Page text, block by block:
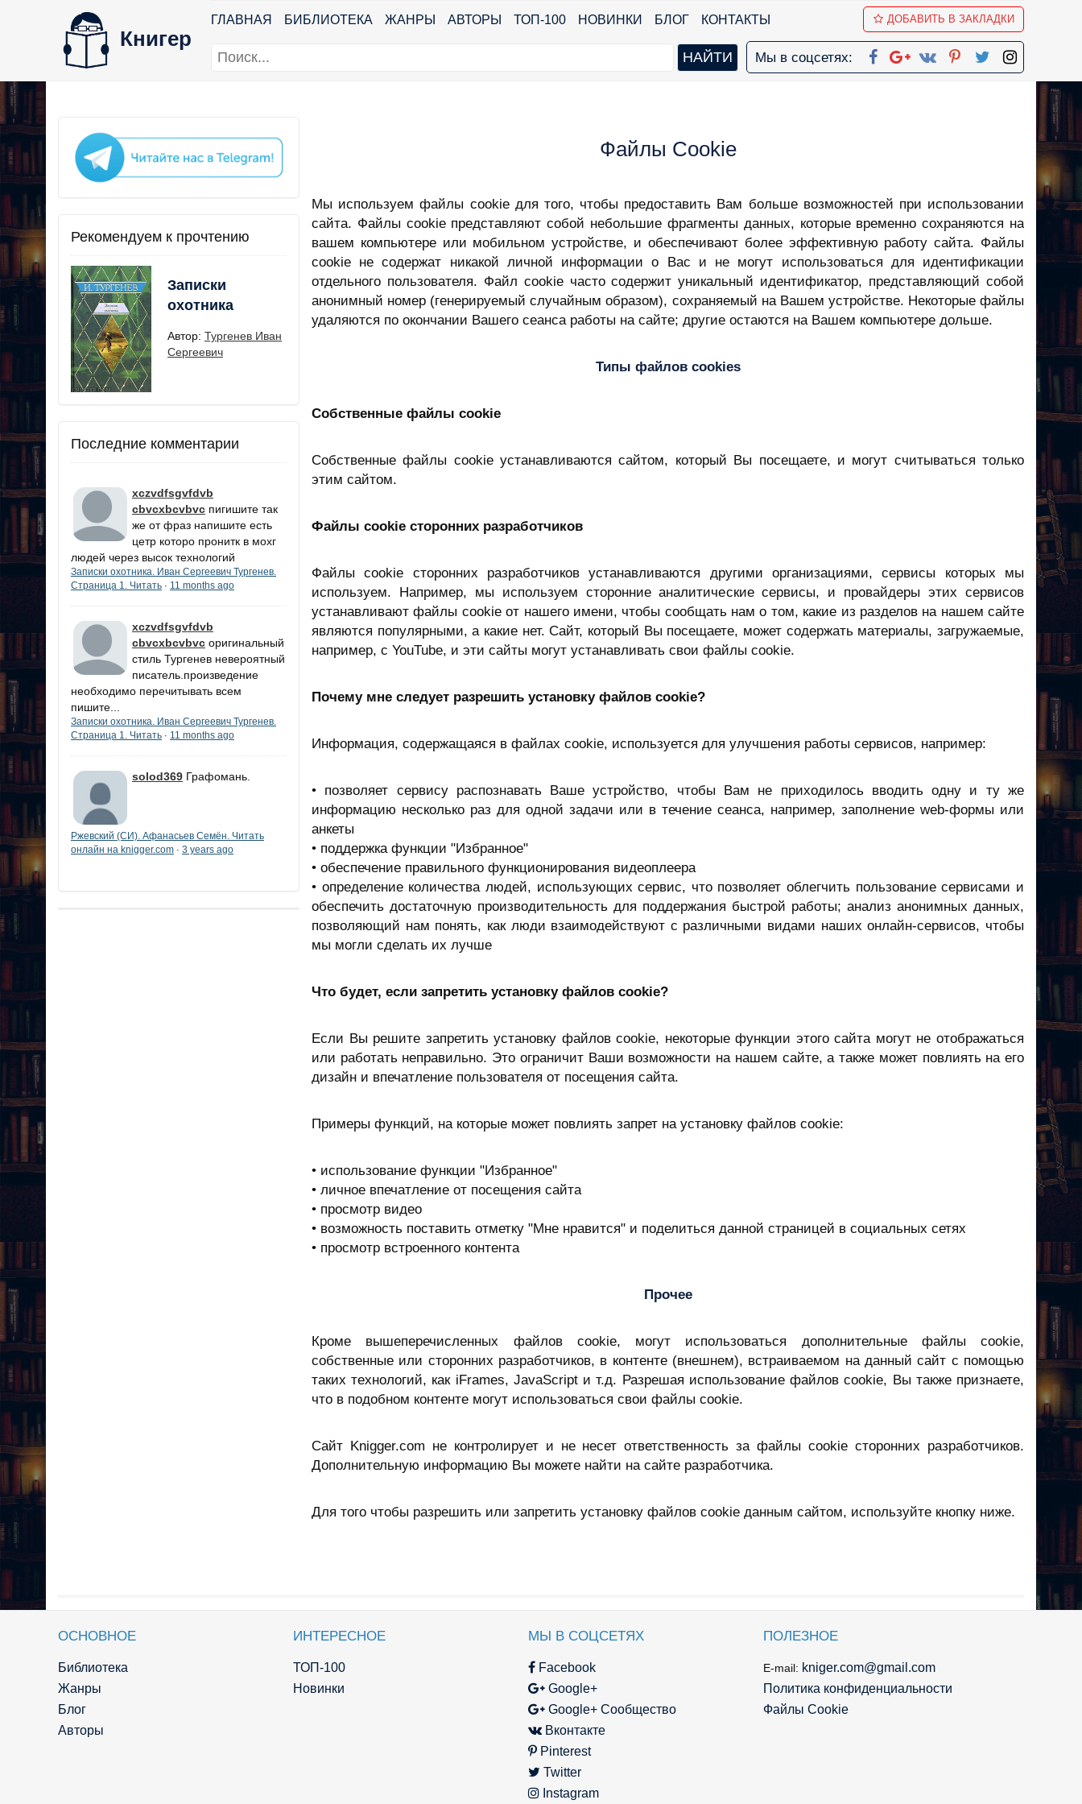
Книгер
ГЛАВНАЯ БИБЛИОТЕКА ЖАНРЫ АВТОРЫ ТОП-100 НОВИНКИ БЛОГ КОНТАКТЫ ДОБАВИТЬ В ЗАКЛАДКИ
Мы в соцсетях:
Рекомендуем к прочтению
Записки
охотника
Автор: Тургенев Иван
Сергеевич
Последние комментарии
xczvdfsgvfdvb
cbvcxbcvbvc пигишите так
же от фраз напишите есть
цетр которо пронитк в мохг
людей через высок технологий
Записки охотника. Иван Сергеевич Тургенев.
Страница 1. Читать · 11 months ago
xczvdfsgvfdvb
cbvcxbcvbvc оригинальный
стиль Тургенев невероятный
писатель.произведение
необходимо перечитывать всем
пишите...
Записки охотника. Иван Сергеевич Тургенев.
Страница 1. Читать · 11 months ago
solod369 Графомань.
Ржевский (СИ). Афанасьев Семён. Читать
онлайн на knigger.com · 3 years ago
Файлы Cookie
Мы используем файлы cookie для того, чтобы предоставить Вам больше возможностей при использовании
сайта. Файлы cookie представляют собой небольшие фрагменты данных, которые временно сохраняются на
вашем компьютере или мобильном устройстве, и обеспечивают более эффективную работу сайта. Файлы
cookie не содержат никакой личной информации о Вас и не могут использоваться для идентификации
отдельного пользователя. Файл cookie часто содержит уникальный идентификатор, представляющий собой
анонимный номер (генерируемый случайным образом), сохраняемый на Вашем устройстве. Некоторые файлы
удаляются по окончании Вашего сеанса работы на сайте; другие остаются на Вашем компьютере дольше.
Типы файлов cookies
Собственные файлы cookie
Собственные файлы cookie устанавливаются сайтом, который Вы посещаете, и могут считываться только
этим сайтом.
Файлы cookie сторонних разработчиков
Файлы cookie сторонних разработчиков устанавливаются другими организациями, сервисы которых мы
используем. Например, мы используем сторонние аналитические сервисы, и провайдеры этих сервисов
устанавливают файлы cookie от нашего имени, чтобы сообщать нам о том, какие из разделов на нашем сайте
являются популярными, а какие нет. Сайт, который Вы посещаете, может содержать материалы, загружаемые,
например, с YouTube, и эти сайты могут устанавливать свои файлы cookie.
Почему мне следует разрешить установку файлов cookie?
Информация, содержащаяся в файлах cookie, используется для улучшения работы сервисов, например:
• позволяет сервису распознавать Ваше устройство, чтобы Вам не приходилось вводить одну и ту же
информацию несколько раз для одной задачи или в течение сеанса, например, заполнение web-формы или
анкеты
• поддержка функции "Избранное"
• обеспечение правильного функционирования видеоплеера
• определение количества людей, использующих сервис, что позволяет облегчить пользование сервисами и
обеспечить достаточную производительность для поддержания быстрой работы; анализ анонимных данных,
позволяющий нам понять, как люди взаимодействуют с различными видами наших онлайн-сервисов, чтобы
мы могли сделать их лучше
Что будет, если запретить установку файлов cookie?
Если Вы решите запретить установку файлов cookie, некоторые функции этого сайта могут не отображаться
или работать неправильно. Это ограничит Ваши возможности на нашем сайте, а также может повлиять на его
дизайн и впечатление пользователя от посещения сайта.
Примеры функций, на которые может повлиять запрет на установку файлов cookie:
• использование функции "Избранное"
• личное впечатление от посещения сайта
• просмотр видео
• возможность поставить отметку "Мне нравится" и поделиться данной страницей в социальных сетях
• просмотр встроенного контента
Прочее
Кроме вышеперечисленных файлов cookie, могут использоваться дополнительные файлы cookie,
собственные или сторонних разработчиков, в контенте (внешнем), встраиваемом на данный сайт с помощью
таких технологий, как iFrames, JavaScript и т.д. Разрешая использование файлов cookie, Вы также признаете,
что в подобном контенте могут использоваться свои файлы cookie.
Сайт Knigger.com не контролирует и не несет ответственность за файлы cookie сторонних разработчиков.
Дополнительную информацию Вы можете найти на сайте разработчика.
Для того чтобы разрешить или запретить установку файлов cookie данным сайтом, используйте кнопку ниже.
ОСНОВНОЕ
Библиотека
Жанры
Блог
Авторы
ИНТЕРЕСНОЕ
ТОП-100
Новинки
МЫ В СОЦСЕТЯХ
Facebook
Google+
Google+ Сообщество
Вконтакте
Pinterest
Twitter
Instagram
ПОЛЕЗНОЕ
E-mail: kniger.com@gmail.com
Политика конфиденциальности
Файлы Cookie